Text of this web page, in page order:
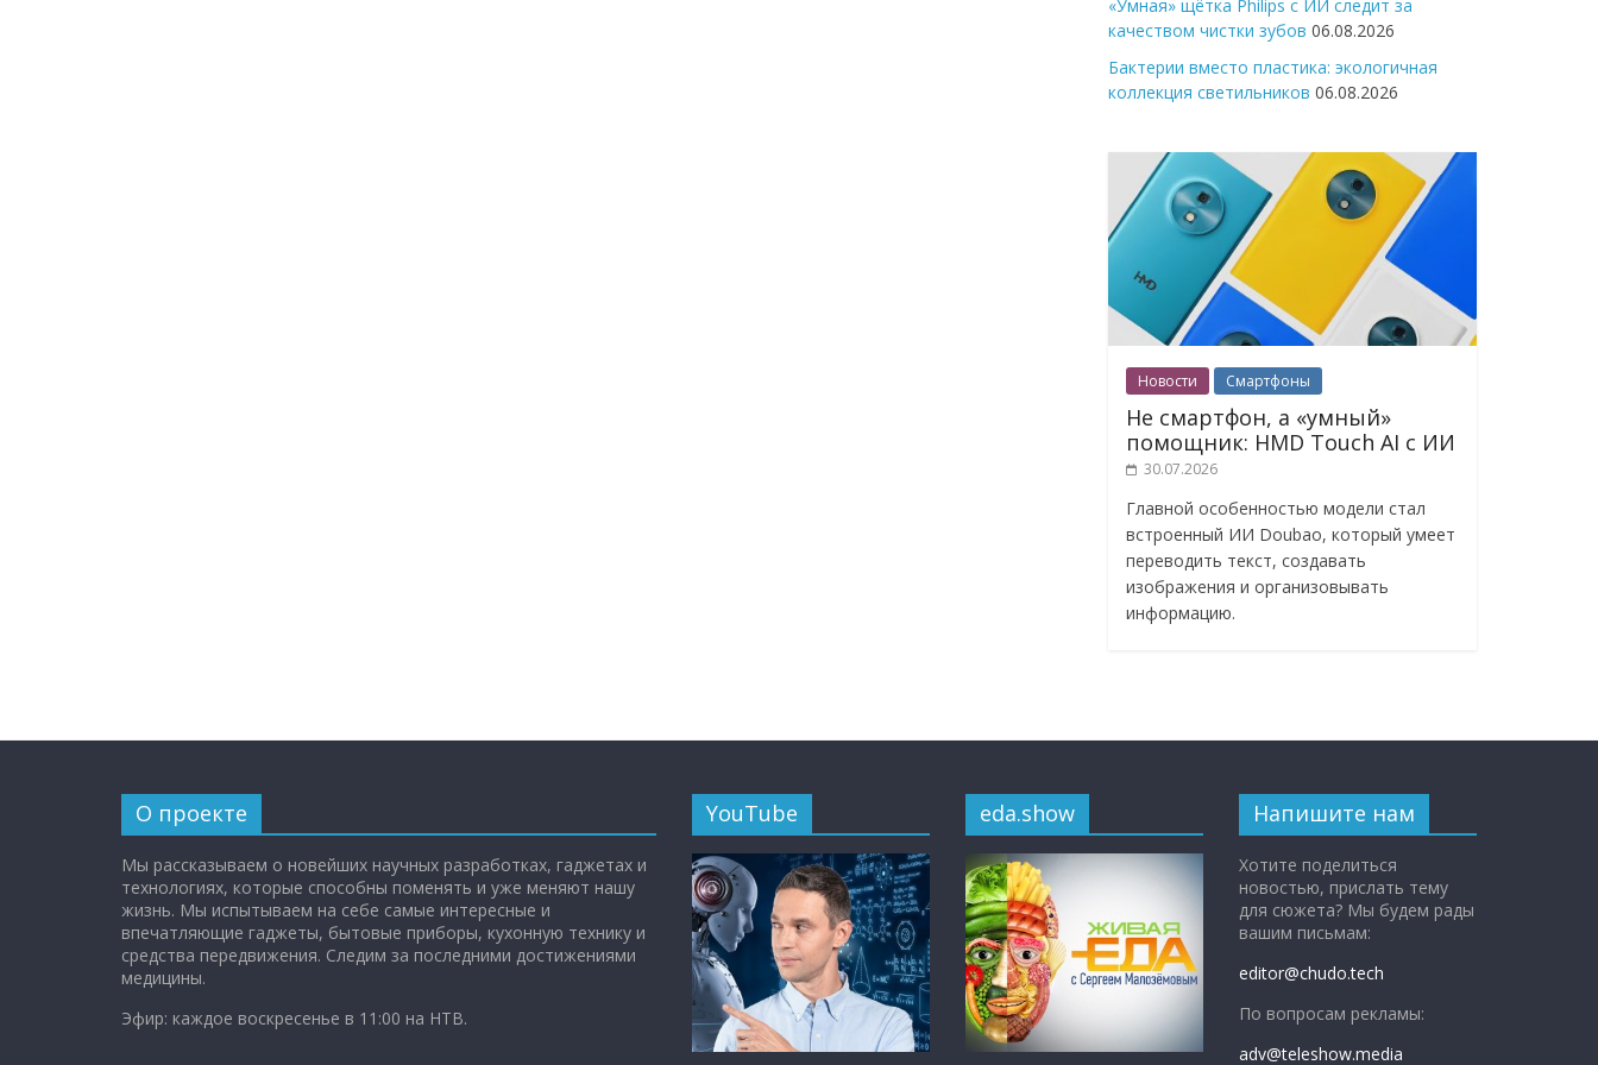
«Умная» щётка Philips с ИИ следит за
качеством чистки зубов 06.08.2026
Бактерии вместо пластика: экологичная
коллекция светильников 06.08.2026
Новости Смартфоны
Не смартфон, а «умный»
помощник: HMD Touch AI с ИИ
30.07.2026
Главной особенностью модели стал
встроенный ИИ Doubao, который умеет
переводить текст, создавать
изображения и организовывать
информацию.
О проекте
Мы рассказываем о новейших научных разработках, гаджетах и
технологиях, которые способны поменять и уже меняют нашу
жизнь. Мы испытываем на себе самые интересные и
впечатляющие гаджеты, бытовые приборы, кухонную технику и
средства передвижения. Следим за последними достижениями
медицины.
Эфир: каждое воскресенье в 11:00 на НТВ.
YouTube eda.show Напишите нам
Хотите поделиться
новостью, прислать тему
для сюжета? Мы будем рады
вашим письмам:
editor@chudo.tech
По вопросам рекламы:
adv@teleshow.media